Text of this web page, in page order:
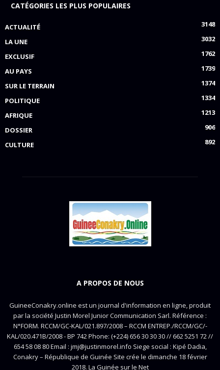
CATÉGORIES LES PLUS POPULAIRES
ACTUALITÉ
3148
LA UNE
3032
EXCLUSIF
1762
AU PAYS
1739
SUR LE TERRAIN
1374
POLITIQUE
1334
AFRIQUE
1213
DOSSIER
906
CULTURE
892
A PROPOS DE NOUS
GuineeConakry.online est un journal d'information en ligne, produit
par la société Justin Morel Junior Communication Sarl. Référence :
N°FORM. RCCM/GC-KAL/021.897/2008 – RCCM ENTREP./RCCM/GC/-
KAL/020.471B/2008 - BP 742 Phone: (+224) 656 30 30 30 // 662 5251 72 //
654 58 08 80 Email : jmj@justinmorel.info Siege social : Kipé Dadia,
Conakry – République de Guinée Site crée le dimanche 18 février
2018. La Guinée sur le Net